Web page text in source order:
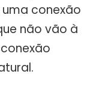
conexão
não vão à